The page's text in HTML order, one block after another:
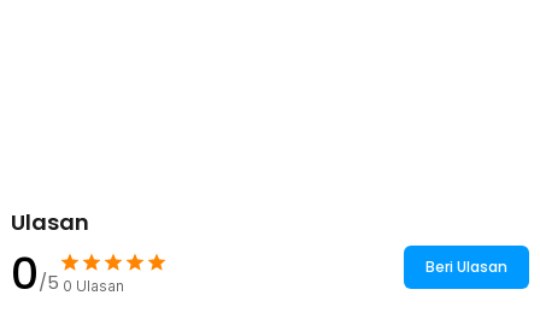
Ulasan
0/5 0 Ulasan
Beri Ulasan